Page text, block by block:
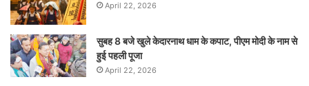
April 22, 2026
सुबह 8 बजे खुले केदारनाथ धाम के कपाट, पीएम मोदी के नाम से
हुई पहली पूजा
April 22, 2026